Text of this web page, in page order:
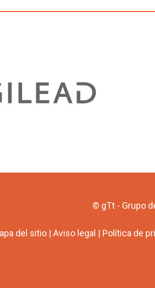
© gTt - Grupo
del sitio| Aviso legal | Política de